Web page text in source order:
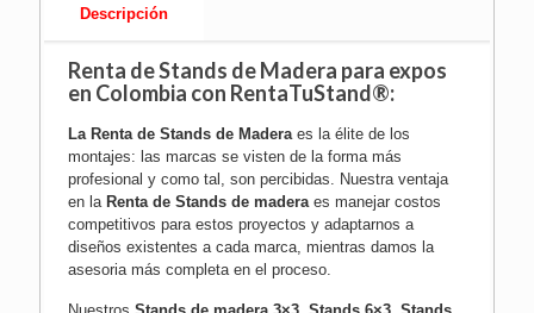
Descripción
Renta de Stands de Madera para expos
en Colombia con RentaTuStand®:
La Renta de Stands de Madera es la élite de los
montajes: las marcas se visten de la forma más
profesional y como tal, son percibidas. Nuestra ventaja
en la Renta de Stands de maderaes manejar costos
competitivos para estos proyectos y adaptarnos a
diseños existentes a cada marca, mientras damos la
asesoria más completa en el proceso.